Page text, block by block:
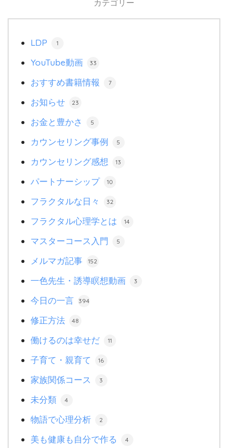
カテゴリー
LDP 1
YouTube動画 33
おすすめ書籍情報 7
お知らせ 23
お金と豊かさ 5
カウンセリング事例 5
カウンセリング感想 13
パートナーシップ 10
フラクタルな日々 32
フラクタル心理学とは 14
マスターコース入門 5
メルマガ記事 152
一色先生・誘導瞑想動画 3
今日の一言 394
修正方法 48
働けるのは幸せだ 11
子育て・親育て 16
家族関係コース 3
未分類 4
物語で心理分析 2
美も健康も自分で作る 4